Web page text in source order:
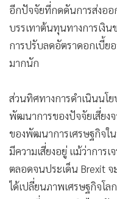
• Gotomanager
อีกปัจจัยที่กดดันการส่งออ
บรรเทาต้นทุนทางการเงิ
การปรับลดอัตราดอกเบี้ย
มากนัก
ส่วนทิศทางการดำเนินนโ
พัฒนาการของปัจจัยเสี่ยง
ของพัฒนาการเศรษฐกิจใ
มีความเสี่ยงอยู่ แม้ว่าการ
ตลอดจนประเด็น Brexit จ
ได้เปลี่ยนภาพเศรษฐกิจโ